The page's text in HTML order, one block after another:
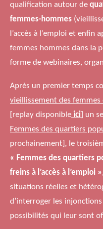
qualification autour de
femmes-hommes
l’accès à l’emploi et enfin
femmes hommes dans la
forme de webinaires,
Après un premier temps
vieillissement des
[replay disponible ici ] un
Femmes des quartiers
prochainement], le
« Femmes des quartiers
freins à l’accès à l’emploi »
situations réelles et
d’interroger les
possibilités qui leur sont